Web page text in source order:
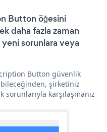
Button öğesini
daha fazla zaman
sorunlara veya
Button güvenlik
şirketiniz
karşılaşmanız